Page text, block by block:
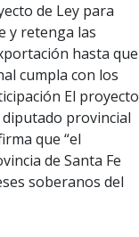
de Ley para
y retenga las
hasta que
cumpla con los
El proyecto
provincial
que “el
de Santa Fe
soberanos del